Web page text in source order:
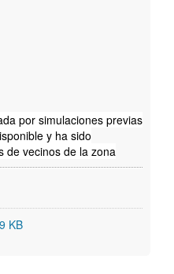
por simulaciones previas
y ha sido
de vecinos de la zona
KB